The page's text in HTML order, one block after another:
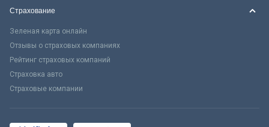
Страхование
Зеленая карта онлайн
Отзывы о страховых компаниях
Рейтинг страховых компаний
Страховка авто
Страховые компании